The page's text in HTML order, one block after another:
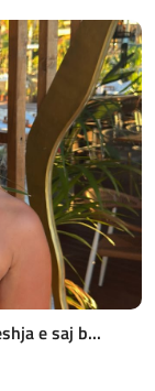
e saj b...